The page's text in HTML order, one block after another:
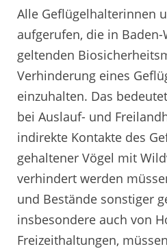
Alle Geflügelhalterinnen
aufgerufen, die in
geltenden
Verhinderung eines
einzuhalten. Das
bei Auslauf- und
indirekte Kontakte des
gehaltener Vögel mit
verhindert werden
und Bestände sonstiger
insbesondere auch von
Freizeithaltungen,